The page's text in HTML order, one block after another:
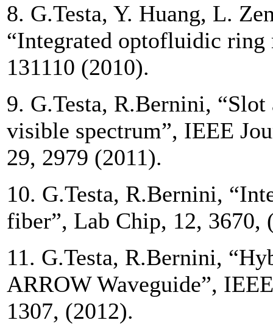
8. G.Testa, Y. Huang, L.
“Integrated optofluidic ring
131110 (2010).
9. G.Testa, R.Bernini,
visible spectrum”, IEEE
29, 2979 (2011).
10. G.Testa, R.Bernini,
fiber”, Lab Chip, 12, 3670,
11. G.Testa, R.Bernini,
ARROW Waveguide”,
1307, (2012).